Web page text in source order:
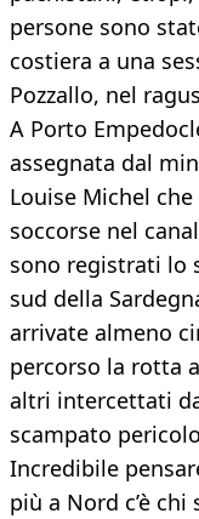
persone sono
costiera a una
Pozzallo, nel
A Porto
assegnata dal
Louise Michel
soccorse nel
sono registrati lo
sud della
arrivate almeno
percorso la rotta
altri intercettati
scampato
Incredibile
più a Nord c’è